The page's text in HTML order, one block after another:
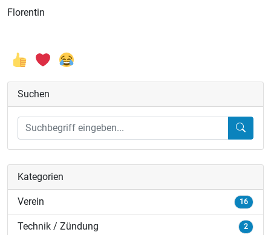
Florentin
Suchen
Kategorien
Verein 16
Technik / Zündung 2